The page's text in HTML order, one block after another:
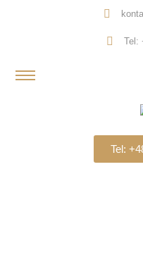
Tel:
Tel: